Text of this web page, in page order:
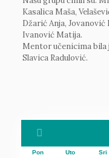
Kasalica Maša,
Džarić Anja,
Ivanović Matija.
Mentor učenicima
Slavica Radulović.
Pon Uto Sri